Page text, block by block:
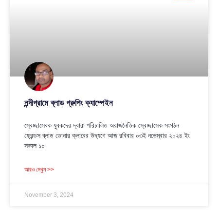
নন্দীগ্রামে ব্লাড গ্রুপিং ক্যাম্পেইন
স্বেচ্ছাসেবক যুবকদের দ্বারা পরিচালিত অরাজনৈতিক স্বেচ্ছাসেক সংগঠন
ফ্রেন্ডস ব্লাড ডোনার ক্লাবের উদ্যগে আজ রবিবার ০৩ই নভেম্বার ২০২৪ ইং
সকাল ১০
আরও দেখুন >>
November 3, 2024